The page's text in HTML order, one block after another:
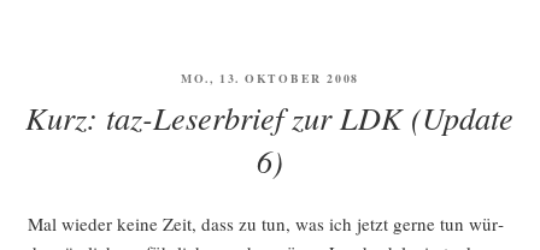
VERÖFFENTLICHT
MO., 13. OKTOBER 2008
Kurz: taz-Leserbrief zur LDK (Update
6)
Mal wie­der kei­ne Zeit, dass zu tun, was ich jetzt ger­ne tun wür­